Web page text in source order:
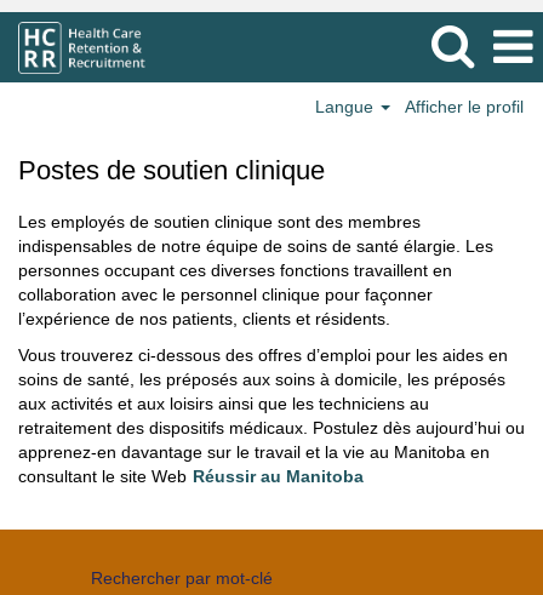
Langue Afficher le profil
de
clinique
Postes de soutien clinique
Les employés de soutien clinique sont des membres
indispensables de notre équipe de soins de santé élargie. Les
personnes occupant ces diverses fonctions travaillent en
collaboration avec le personnel clinique pour façonner
l’expérience de nos patients, clients et résidents.
Vous trouverez ci-dessous des offres d’emploi pour les aides en
soins de santé, les préposés aux soins à domicile, les préposés
aux activités et aux loisirs ainsi que les techniciens au
retraitement des dispositifs médicaux. Postulez dès aujourd’hui ou
apprenez-en davantage sur le travail et la vie au Manitoba en
consultant le site Web Réussir au Manitoba
Rechercher par mot-clé